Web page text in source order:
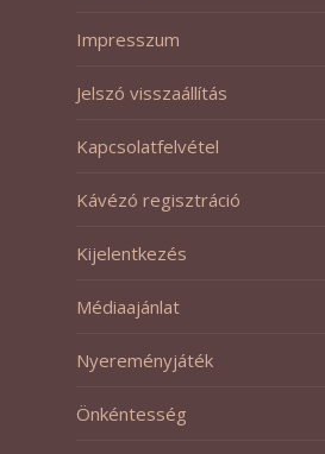
Impresszum
Jelszó visszaállítás
Kapcsolatfelvétel
Kávézó regisztráció
Kijelentkezés
Médiaajánlat
Nyereményjáték
Önkéntesség